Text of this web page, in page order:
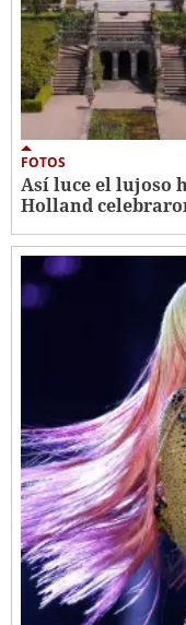
FOTOS
Así luce el lujoso
Holland